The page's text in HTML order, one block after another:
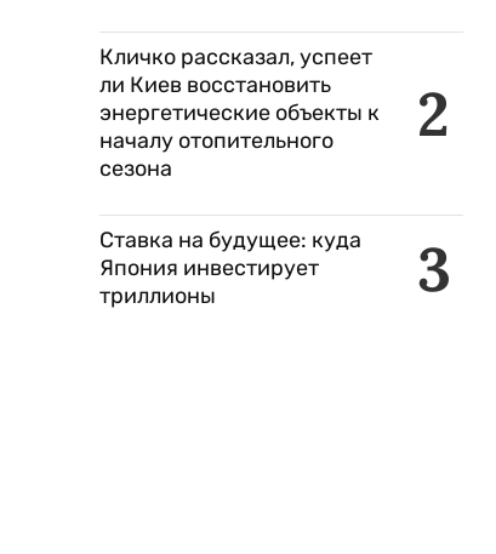
2
Кличко рассказал, успеет
ли Киев восстановить
энергетические объекты к
началу отопительного
сезона
3
Ставка на будущее: куда
Япония инвестирует
триллионы